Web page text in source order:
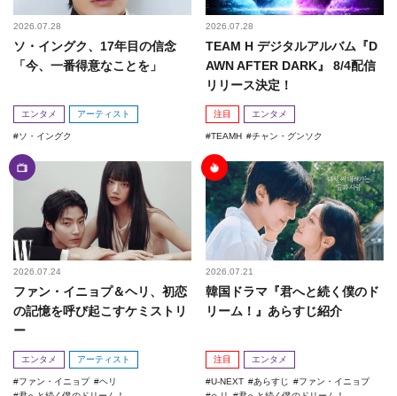
2026.07.28
ソ・イングク、17年目の信念
「今、一番得意なことを」
エンタメ アーティスト
ソ・イングク
2026.07.28
TEAM H デジタルアルバム『D
AWN AFTER DARK』 8/4配信
リリース決定！
注目 エンタメ
TEAMH チャン・グンソク
2026.07.24
ファン・イニョプ＆ヘリ、初恋
の記憶を呼び起こすケミストリ
ー
エンタメ アーティスト
ファン・イニョプ
ヘリ
2026.07.21
韓国ドラマ『君へと続く僕のド
リーム！』あらすじ紹介
注目 エンタメ
U-NEXT あらすじ
ファン・イニョプ